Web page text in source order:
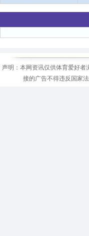
声明：本网资讯仅供体育爱好者
接的广告不得违反国家